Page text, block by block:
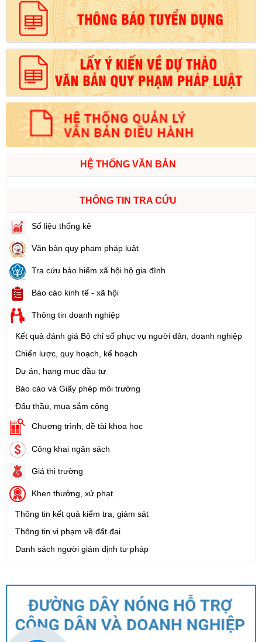
HỆ THỐNG VĂN BẢN
THÔNG TIN TRA CỨU
Số liệu thống kê
Văn bản quy phạm pháp luật
Tra cứu bảo hiểm xã hội hộ gia đình
Báo cáo kinh tế - xã hội
Thông tin doanh nghiệp
Kết quả đánh giá Bộ chỉ số phục vụ người dân, doanh nghiệp
Chiến lược, quy hoạch, kế hoạch
Dự án, hạng mục đầu tư
Báo cáo và Giấy phép môi trường
Đấu thầu, mua sắm công
Chương trình, đề tài khoa học
Công khai ngân sách
Giá thị trường
Khen thưởng, xử phạt
Thông tin kết quả kiểm tra, giám sát
Thông tin vi phạm về đất đai
Danh sách người giám định tư pháp